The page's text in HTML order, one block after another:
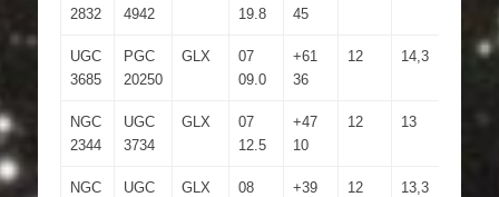
2832
4942
19.8
45
UGC
3685
PGC
20250
GLX
07
09.0
+61
36
12 14,3
NGC
2344
UGC
3734
GLX
07
12.5
+47
10
12 13
NGC
UGC
GLX
08
+39
12 13,3